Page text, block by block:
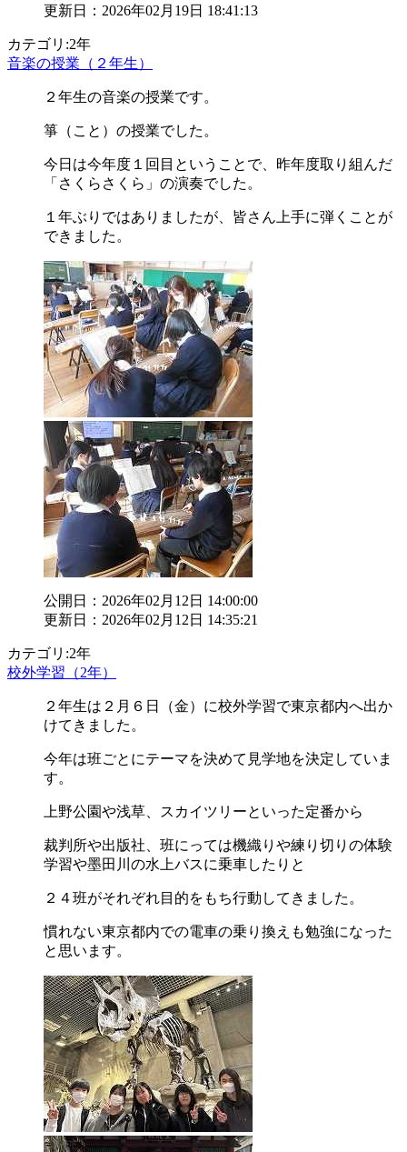
更新日：2026年02月19日 18:41:13
カテゴリ:2年
音楽の授業（２年生）
２年生の音楽の授業です。
箏（こと）の授業でした。
今日は今年度１回目ということで、昨年度取り組んだ
「さくらさくら」の演奏でした。
１年ぶりではありましたが、皆さん上手に弾くことが
できました。
公開日：2026年02月12日 14:00:00
更新日：2026年02月12日 14:35:21
カテゴリ:2年
校外学習（2年）
２年生は２月６日（金）に校外学習で東京都内へ出か
けてきました。
今年は班ごとにテーマを決めて見学地を決定していま
す。
上野公園や浅草、スカイツリーといった定番から
裁判所や出版社、班にっては機織りや練り切りの体験
学習や墨田川の水上バスに乗車したりと
２４班がそれぞれ目的をもち行動してきました。
慣れない東京都内での電車の乗り換えも勉強になった
と思います。